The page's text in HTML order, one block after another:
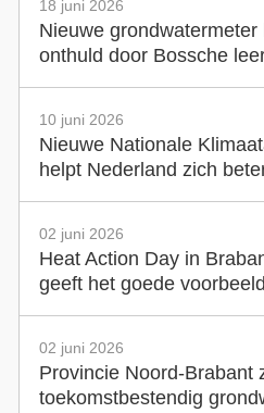
18 juni 2026
Nieuwe
onthuld door Bossche
10 juni 2026
Nieuwe Nationale
helpt Nederland zich
02 juni 2026
Heat Action Day in
geeft het goede voorbeeld
02 juni 2026
Provincie Noord-Brabant
toekomstbestendig